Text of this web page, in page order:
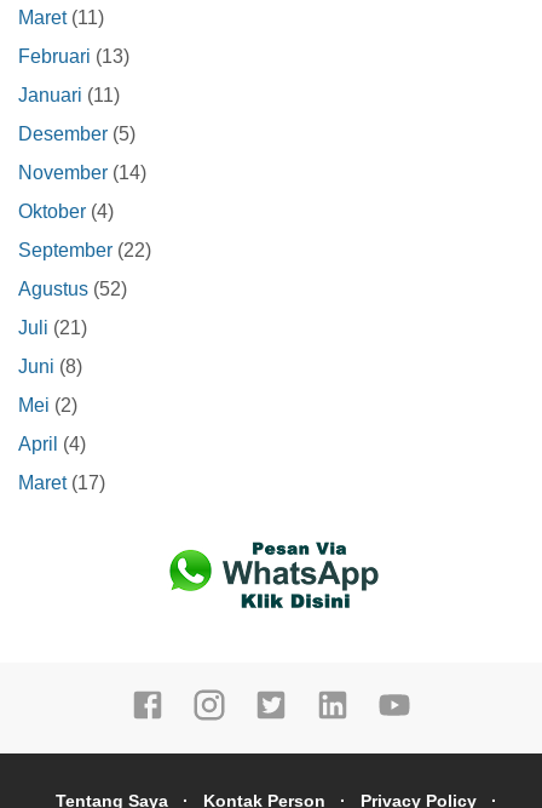
Maret(11)
Februari (13)
Januari (11)
Desember (5)
November (14)
Oktober (4)
September (22)
Agustus (52)
Juli (21)
Juni (8)
Mei (2)
April (4)
Maret(17)
Tentang Saya Kontak Person Privacy Policy